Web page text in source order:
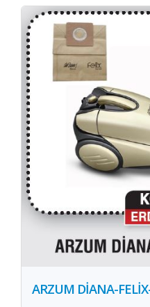
ARZUM DİANA-